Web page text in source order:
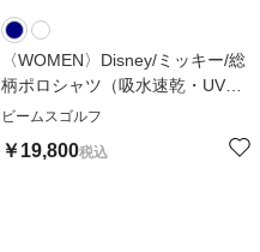
〈WOMEN〉Disney/ミッキー/総
柄ポロシャツ（吸水速乾・UVカ
ット）
ビームスゴルフ
￥19,800税込